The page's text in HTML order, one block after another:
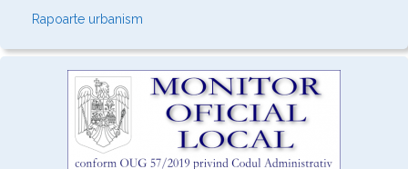
Rapoarte urbanism